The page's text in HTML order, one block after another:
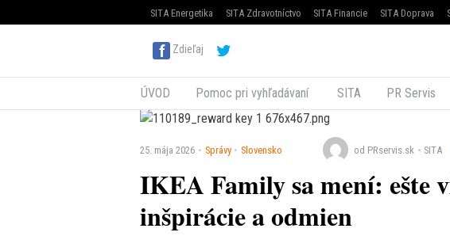
SITA Energetika SITA Zdravotníctvo SITA Financie SITA Doprava
Zdieľaj
ÚVOD Pomoc pri vyhľadávaní SITA PR Servis
25. mája 2026 Správy Slovensko od PRservis.sk SITA
IKEA Family sa mení: ešte
inšpirácie a odmien